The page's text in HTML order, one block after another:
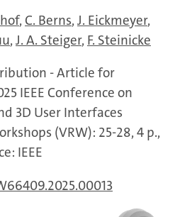
C. Berns J. Eickmeyer
J. A. Steiger F. Steinicke
- Article for
IEEE Conference on
3D User Interfaces
(VRW): 25-28, 4 p.,
IEEE